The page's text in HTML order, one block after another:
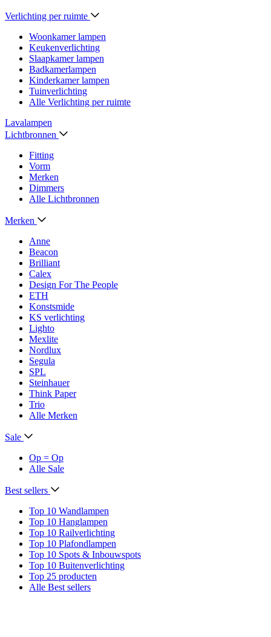
Verlichting per ruimte
Woonkamer lampen
Keukenverlichting
Slaapkamer lampen
Badkamerlampen
Kinderkamer lampen
Tuinverlichting
Alle Verlichting per ruimte
Lavalampen
Lichtbronnen
Fitting
Vorm
Merken
Dimmers
Alle Lichtbronnen
Merken
Anne
Beacon
Brilliant
Calex
Design For The People
ETH
Konstsmide
KS verlichting
Lighto
Mexlite
Nordlux
Segula
SPL
Steinhauer
Think Paper
Trio
Alle Merken
Sale
Op = Op
Alle Sale
Best sellers
Top 10 Wandlampen
Top 10 Hanglampen
Top 10 Railverlichting
Top 10 Plafondlampen
Top 10 Spots & Inbouwspots
Top 10 Buitenverlichting
Top 25 producten
Alle Best sellers